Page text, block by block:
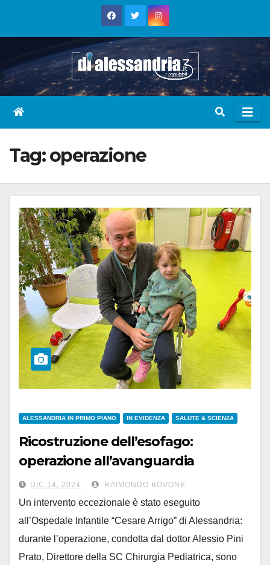
Tag:operazione
ALESSANDRIA IN PRIMO PIANO IN EVIDENZA SALUTE & SCIENZA
Ricostruzione dell’esofago:
operazione all’avanguardia
all’Ospedale Infantile
DIC 14, 2024 RAIMONDO BOVONE
Un intervento eccezionale è stato eseguito
all’Ospedale Infantile “Cesare Arrigo” di Alessandria:
durante l’operazione, condotta dal dottor Alessio Pini
Prato, Direttore della SC Chirurgia Pediatrica, sono